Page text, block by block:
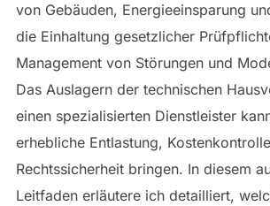
von Gebäuden, Energieeinsparung
die Einhaltung gesetzlicher
Management von Störungen und
Das Auslagern der technischen
einen spezialisierten Dienstleister
erhebliche Entlastung,
Rechtssicherheit bringen. In diesem
Leitfaden erläutere ich detailliert,